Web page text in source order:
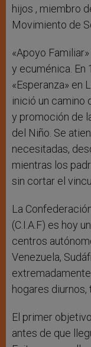
hijos , miembro
Movimiento de
«Apoyo
y ecuménica. En
«Esperanza» en
inició un camino
y promoción de
del Niño. Se
necesitadas,
mientras los
sin cortar el
La
(C.I.A.F) es hoy
centros
Venezuela,
hogares
El primer
antes de que